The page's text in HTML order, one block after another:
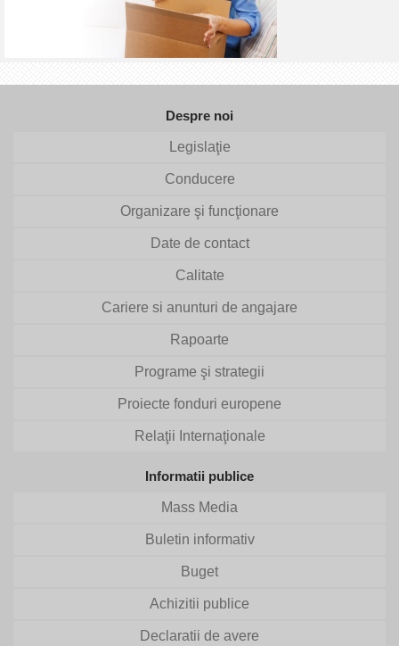
Despre noi
Legislaţie
Conducere
Organizare şi funcţionare
Date de contact
Calitate
Cariere si anunturi de angajare
Rapoarte
Programe şi strategii
Proiecte fonduri europene
Relaţii Internaţionale
Informatii publice
Mass Media
Buletin informativ
Buget
Achizitii publice
Declaratii de avere